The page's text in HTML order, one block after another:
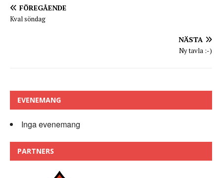
FÖREGÅENDE
Kval söndag
NÄSTA
Ny tavla :-)
EVENEMANG
Inga evenemang
PARTNERS